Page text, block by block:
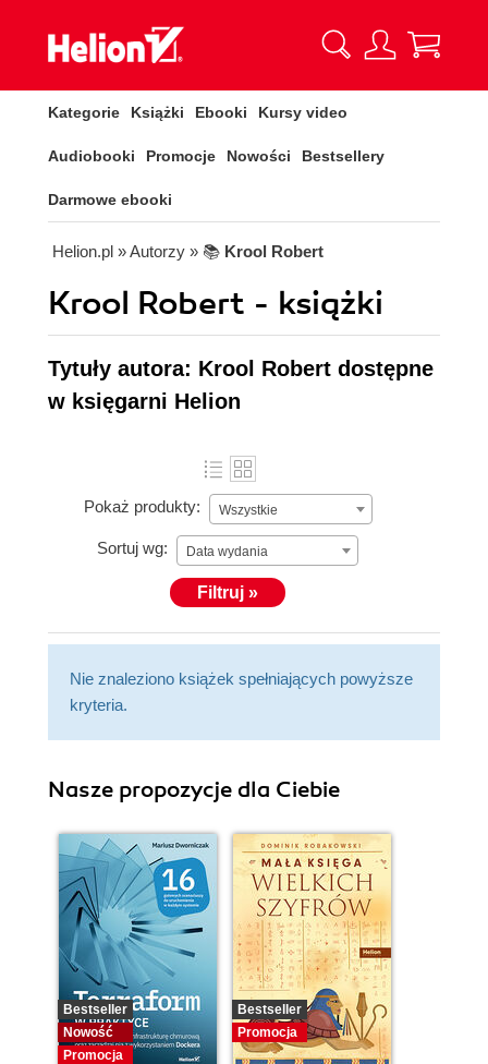
Kategorie Książki Ebooki Kursy video
Audiobooki Promocje Nowości Bestsellery
Darmowe ebooki
Helion.pl » Autorzy » 📚 Krool Robert
Krool Robert - książki
Tytuły autora: Krool Robert dostępne
w księgarni Helion
Pokaż produkty: Wszystkie
Sortuj wg: Data wydania
Filtruj »
Nie znaleziono książek spełniających powyższe
kryteria.
Nasze propozycje dla Ciebie
Bestseller
Nowość
Promocja
Bestseller
Promocja